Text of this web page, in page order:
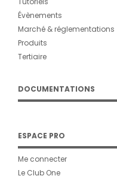
Évènements
Marché & réglementations
Produits
Tertiaire
DOCUMENTATIONS
ESPACE PRO
Me connecter
Le Club One